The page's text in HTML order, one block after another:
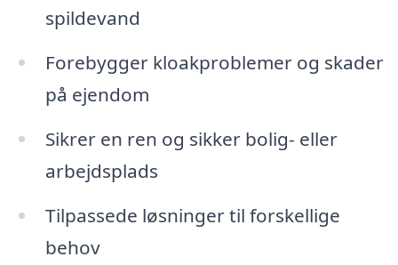
spildevand
Forebygger kloakproblemer og skader
på ejendom
Sikrer en ren og sikker bolig- eller
arbejdsplads
Tilpassede løsninger til forskellige
behov